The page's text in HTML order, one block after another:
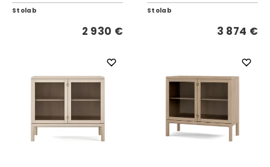
Stolab
2 930 €
Stolab
3 874 €